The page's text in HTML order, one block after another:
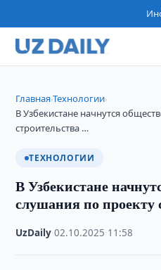
Главная›Технологии›
В Узбекистане начнутся
строительства …
ТЕХНОЛОГИИ
В Узбекистане
слушания по проекту
UzDaily ·02.10.2025 11:58